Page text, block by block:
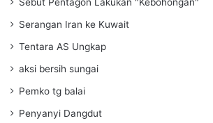
Serangan Iran ke Kuwait
Tentara AS Ungkap
aksi bersih sungai
Pemko tg balai
Penyanyi Dangdut